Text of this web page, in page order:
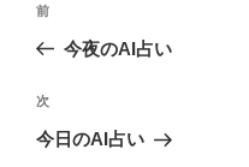
ビ
ゲ
前
の
稿
前
今夜のAI占い
次
の
次
今日のAI占い